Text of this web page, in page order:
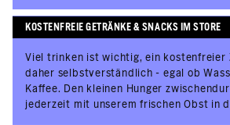
KOSTENFREIE GETRÄNKE & SNACKS IM STORE
Viel trinken ist wichtig, ein kostenfreier
daher selbstverständlich - egal ob
Kaffee. Den kleinen Hunger
jederzeit mit unserem frischen Obst in